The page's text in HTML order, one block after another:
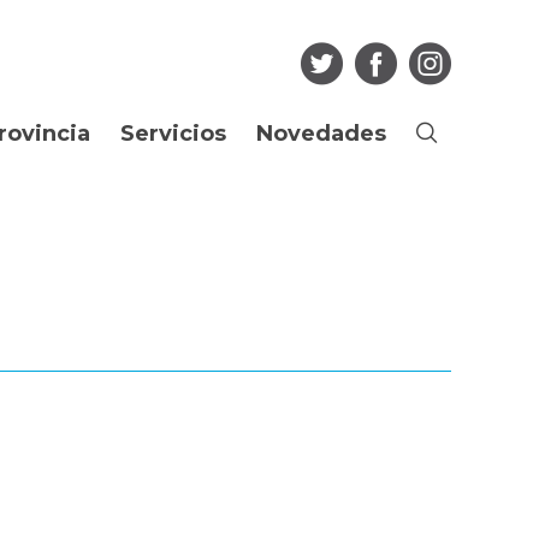
Servicios
expedientes
Novedades